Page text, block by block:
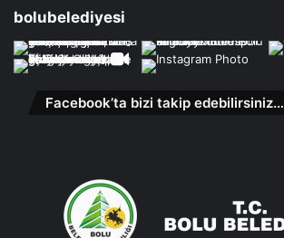
bolubelediyesi
Facebook’ta bizi takip edebilirsiniz…